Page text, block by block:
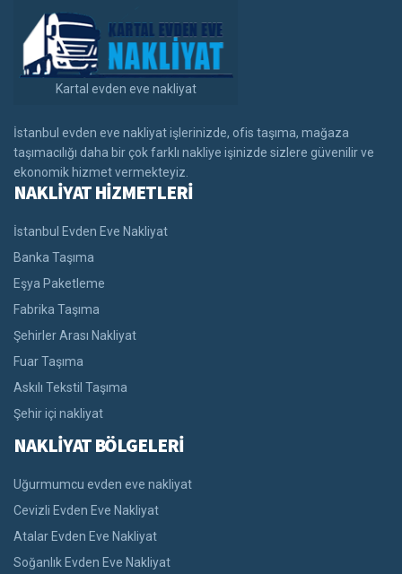
Kartal evden eve nakliyat
İstanbul evden eve nakliyat işlerinizde, ofis taşıma, mağaza
taşımacılığı daha bir çok farklı nakliye işinizde sizlere güvenilir ve
ekonomik hizmet vermekteyiz.
NAKLİYAT HİZMETLERİ
İstanbul Evden Eve Nakliyat
Banka Taşıma
Eşya Paketleme
Fabrika Taşıma
Şehirler Arası Nakliyat
Fuar Taşıma
Askılı Tekstil Taşıma
Şehir içi nakliyat
NAKLİYAT BÖLGELERİ
Uğurmumcu evden eve nakliyat
Cevizli Evden Eve Nakliyat
Atalar Evden Eve Nakliyat
Soğanlık Evden Eve Nakliyat